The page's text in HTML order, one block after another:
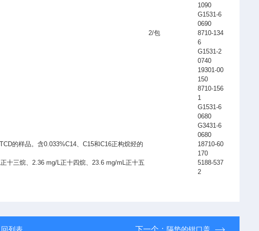
1090
G1531-6
0690
2/包
8710-134
6
G1531-2
0740
19301-00
150
8710-156
1
G1531-6
0680
G3431-6
0680
TCD的样品。含0.033%C14、C15和C16正构烷烃的
18710-60
170
正十三烷、2.36 mg/L正十四烷、23.6 mg/mL正十五
5188-537
2
列表 下一个： 隔垫的钳口盖